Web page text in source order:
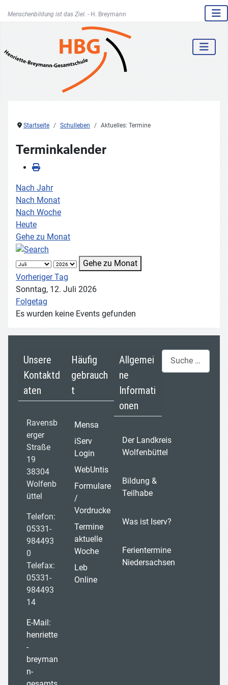
Menschenbildung ist das Ziel. - H. Breymann
Startseite Schulleben Aktuelles: Termine
Terminkalender
Nach Jahr
Nach Monat
Nach Woche
Heute
Gehe zu Monat
Gehe zu Monat
Vorheriger Tag
Sonntag, 12. Juli 2026
Folgetag
Es wurden keine Events gefunden
Unsere
Kontaktd
aten
Ravensb
erger
Straße
19
38304
Wolfenb
üttel
Telefon:
05331-
984493
0
Telefax:
05331-
984493
14
E-Mail:
henriette
-
breyman
n-
Häufig
gebrauch
t
Mensa
iServ
Login
WebUntis
Formulare
/
Vordrucke
Termine
aktuelle
Woche
Leb
Online
Allgemei
ne
Informati
onen
Der Landkreis
Wolfenbüttel
Bildung &
Teilhabe
Was ist Iserv?
Ferientermine
Niedersachsen
Suchen